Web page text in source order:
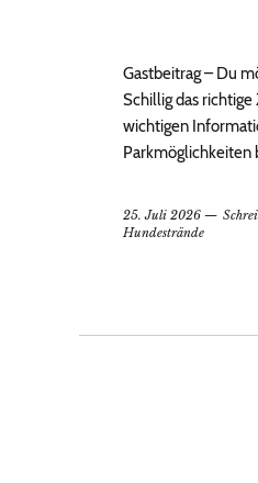
Gastbeitrag – Du
Schillig das
wichtigen
Parkmöglichkeiten
25. Juli 2026
Hundestrände